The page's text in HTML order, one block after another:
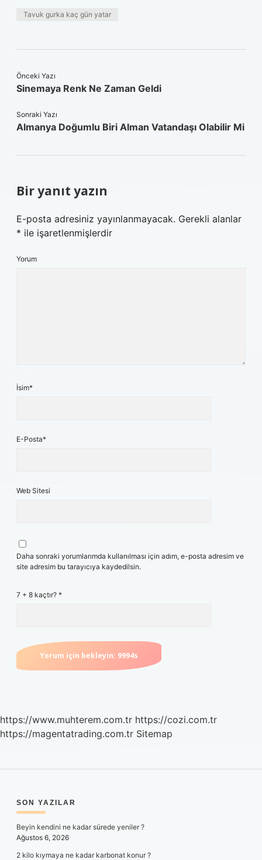
Tavuk gurka kaç gün yatar
Önceki Yazı
Sinemaya Renk Ne Zaman Geldi
Sonraki Yazı
Almanya Doğumlu Biri Alman Vatandaşı Olabilir Mi
Bir yanıt yazın
E-posta adresiniz yayınlanmayacak. Gerekli alanlar
* ile işaretlenmişlerdir
Yorum
İsim*
E-Posta*
Web Sitesi
Daha sonraki yorumlarımda kullanılması için adım, e-posta adresim ve
site adresim bu tarayıcıya kaydedilsin.
7 + 8 kaçtır? *
https://www.muhterem.com.tr https://cozi.com.tr
https://magentatrading.com.tr Sitemap
SIDEBAR
SON YAZILAR
Beyin kendini ne kadar sürede yeniler ?
Ağustos 6, 2026
2 kilo kıymaya ne kadar karbonat konur ?